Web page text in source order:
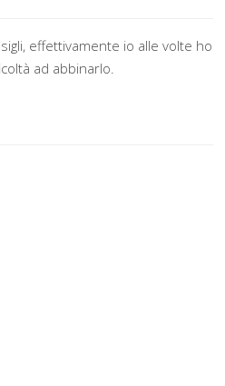
effettivamente io alle volte ho
ad abbinarlo.